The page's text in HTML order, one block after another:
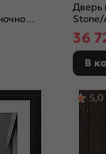
Дверь
Stone/
36
В
5,0